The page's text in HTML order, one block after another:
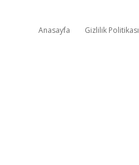
Anasayfa Gizlilik Politikası